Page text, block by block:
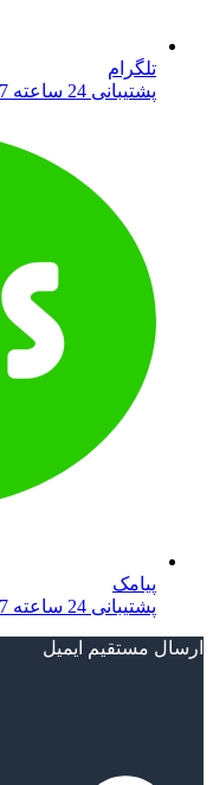
تلگرام
پشتیبانی 24 ساعته 7 روز هفته
پیامک
پشتیبانی 24 ساعته 7 روز هفته
ارسال مستقیم ایمیل